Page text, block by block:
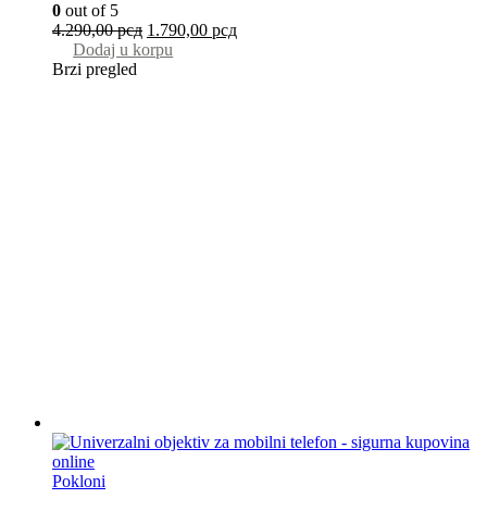
0 out of 5
4.290,00рсд 1.790,00 рсд
Dodaj u korpu
Brzi pregled
Pokloni